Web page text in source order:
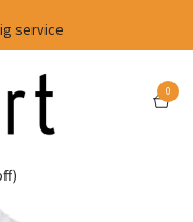
service
0